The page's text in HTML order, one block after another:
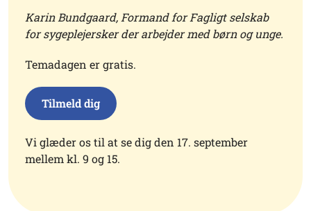
Karin Bundgaard, Formand for Fagligt selskab
for sygeplejersker der arbejder med børn og unge.
Temadagen er gratis.
Tilmeld dig
Vi glæder os til at se dig den 17. september
mellem kl. 9 og 15.